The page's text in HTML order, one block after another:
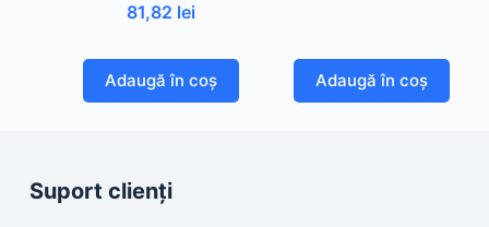
81,82 lei
Adaugă în coș Adaugă în coș
Suport clienți